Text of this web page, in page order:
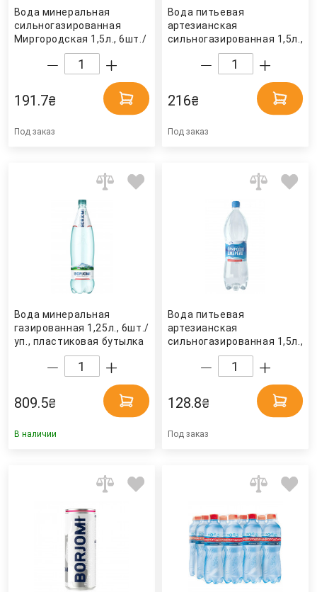
Вода минеральная
сильногазированная
Миргородская 1,5л., 6шт./
уп., пластиковая бутылка
Миргородская
191.7₴
Под заказ
Вода питьевая
артезианская
сильногазированная 1,5л.,
6шт./уп., пластиковая
бутылка Карпатська
216₴
Под заказ
Вода минеральная
газированная 1,25л., 6шт./
уп., пластиковая бутылка
809.5₴
В наличии
Вода питьевая
артезианская
сильногазированная 1,5л.,
6шт./уп., пластиковая
бутылка Природне
128.8₴
Под заказ